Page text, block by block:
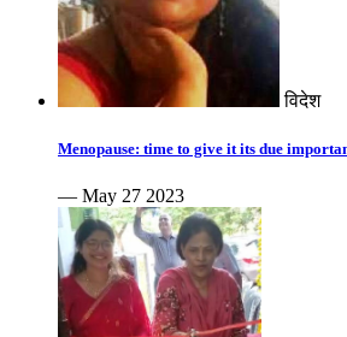
विदेश
Menopause: time to give it its due
— May 27 2023